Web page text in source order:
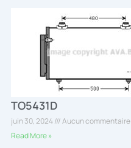
TO5431D
juin 30, 2024
Aucun commentaire
Read More »